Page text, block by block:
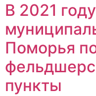
В 2021
Поморья
пункты